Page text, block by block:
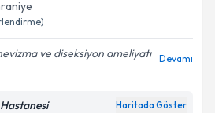
ve diseksiyon ameliyatı
Devamı
Haritada Göster